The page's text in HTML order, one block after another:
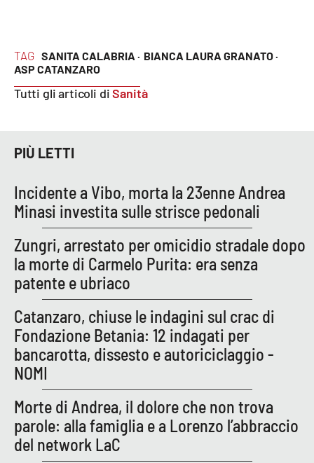
TAG SANITA CALABRIA · BIANCA LAURA GRANATO ·
ASP CATANZARO
Tutti gli articoli diSanità
PIÙ LETTI
Incidente a Vibo, morta la 23enne Andrea
Minasi investita sulle strisce pedonali
Zungri, arrestato per omicidio stradale dopo
la morte di Carmelo Purita: era senza
patente e ubriaco
Catanzaro, chiuse le indagini sul crac di
Fondazione Betania: 12 indagati per
bancarotta, dissesto e autoriciclaggio -
NOMI
Morte di Andrea, il dolore che non trova
parole: alla famiglia e a Lorenzo l’abbraccio
del network LaC